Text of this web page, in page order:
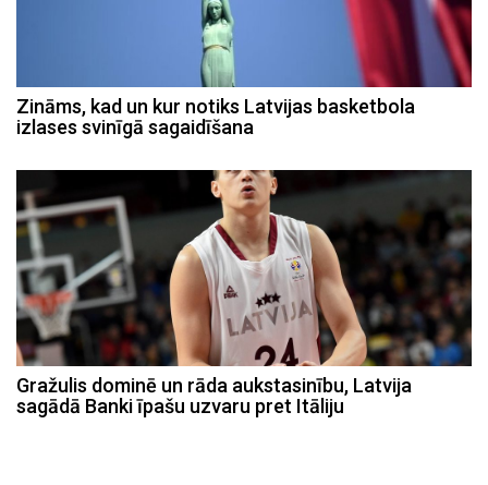
Zināms, kad un kur notiks Latvijas basketbola
izlases svinīgā sagaidīšana
Gražulis dominē un rāda aukstasinību, Latvija
sagādā Banki īpašu uzvaru pret Itāliju